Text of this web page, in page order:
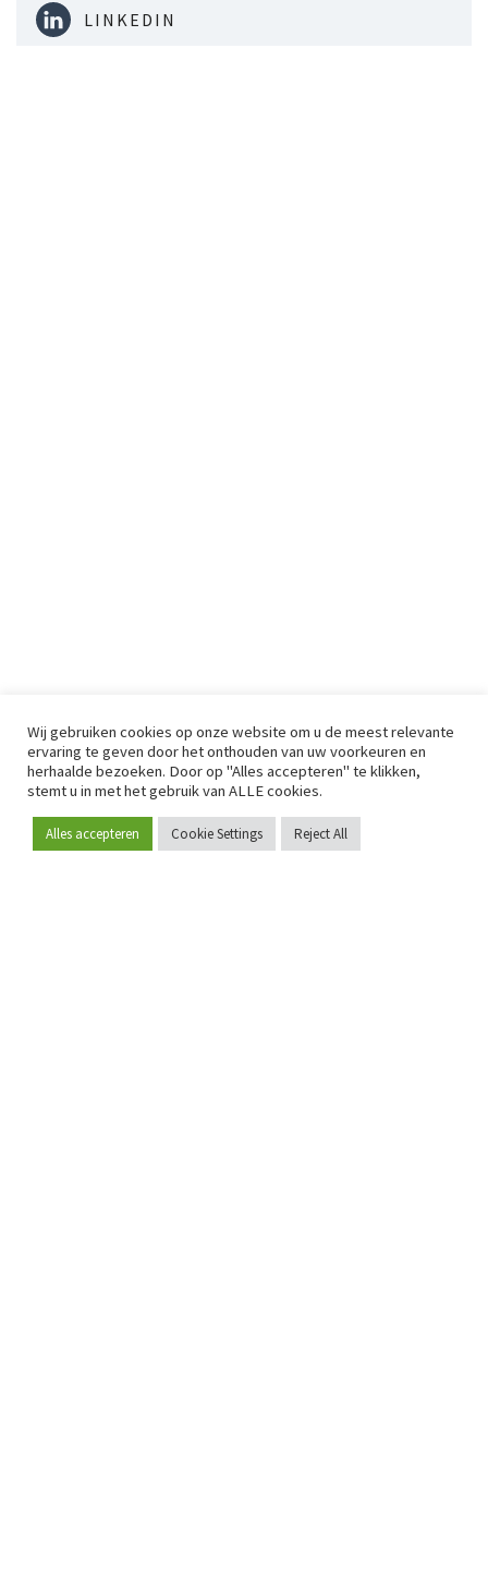
Word lid
LINKEDIN
Wij gebruiken cookies op onze website om u de meest relevante
ervaring te geven door het onthouden van uw voorkeuren en
herhaalde bezoeken. Door op "Alles accepteren" te klikken,
stemt u in met het gebruik van ALLE cookies.
Alles accepteren Cookie Settings Reject All